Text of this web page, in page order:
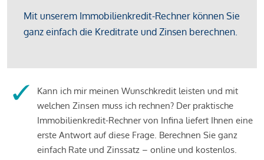
Kann ich mir meinen Wunschkredit leisten und mit
welchen Zinsen muss ich rechnen? Der praktische
Immobilienkredit-Rechner von Infina liefert Ihnen eine
erste Antwort auf diese Frage. Berechnen Sie ganz
einfach Rate und Zinssatz – online und kostenlos.